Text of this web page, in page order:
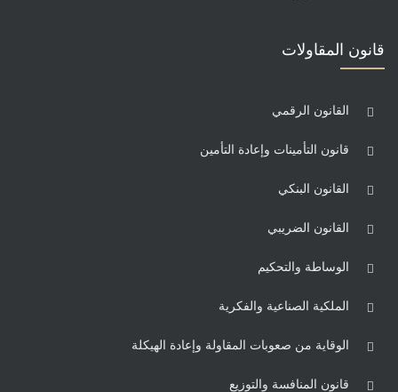
قانون المقاولات
القانون الرقمي
قانون التأمينات وإعادة التأمين
القانون البنكي
القانون الضريبي
الوساطة والتحكيم
الملكية الصناعية والفكرية
الوقاية من صعوبات المقاولة وإعادة الهيكلة
قانون المنافسة والتوزيع